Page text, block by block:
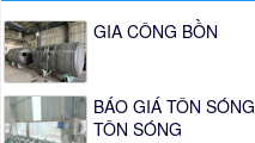
GIA CÔNG BỒN
BÁO GIÁ TÔN
TÔN SÓNG